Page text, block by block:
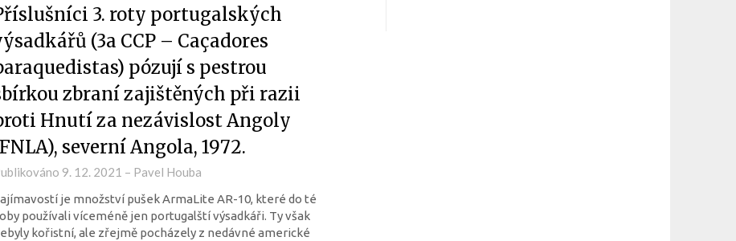
3. roty portugalských
(3a CCP – Caçadores
pózují s pestrou
zbraní zajištěných při razii
Hnutí za nezávislost Angoly
severní Angola, 1972.
9. 12. 2021 – Pavel Houba
je množství pušek ArmaLite AR-10, které do té
používali víceméně jen portugalští výsadkáři. Ty však
kořistní, ale zřejmě pocházely z nedávné americké